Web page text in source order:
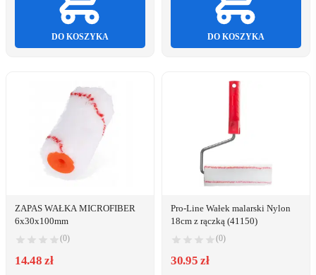
DO KOSZYKA DO KOSZYKA
ZAPAS WAŁKA MICROFIBER
6x30x100mm
(0)
14.48 zł
Pro-Line Wałek malarski Nylon
18cm z rączką (41150)
(0)
30.95 zł